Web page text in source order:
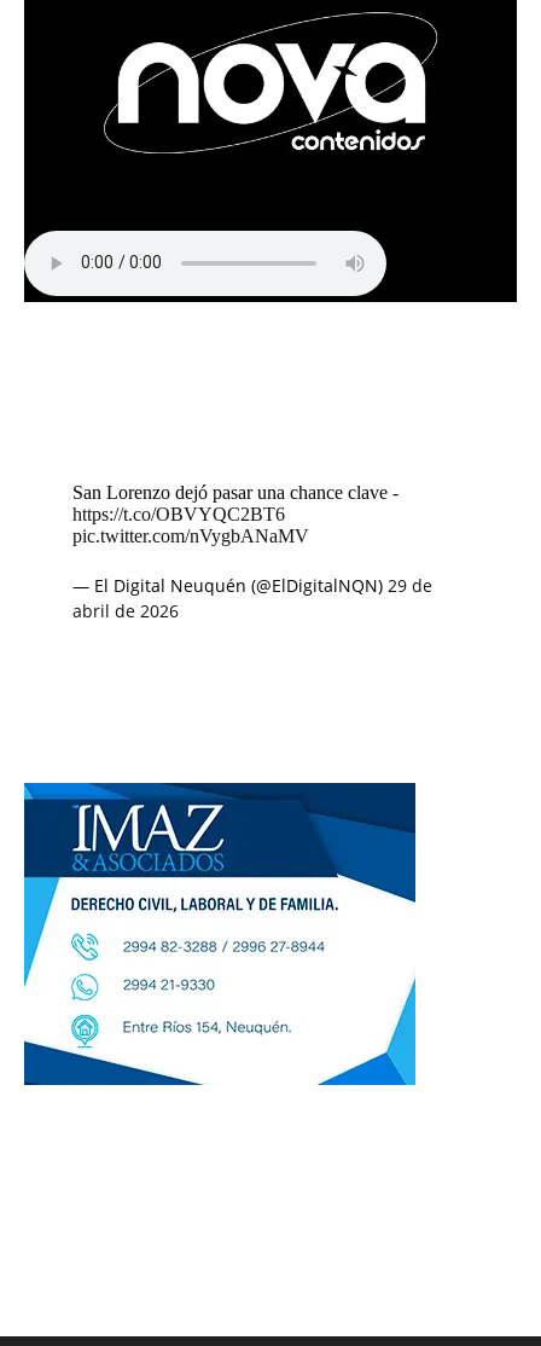
San Lorenzo dejó pasar una chance clave -
https://t.co/OBVYQC2BT6
pic.twitter.com/nVygbANaMV
— El Digital Neuquén (@ElDigitalNQN) 29 de
abril de 2026